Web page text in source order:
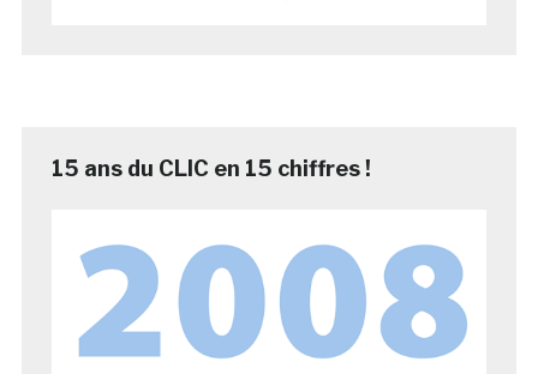
15 ans du CLIC en 15 chiffres !